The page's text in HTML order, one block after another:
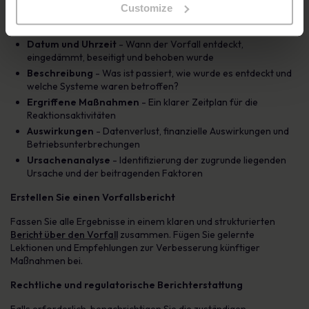
Customize
Eine genaue Dokumentation ist unerlässlich. Die Aufzeichnungen
sollten Folgendes enthalten:
Datum und Uhrzeit - Wann der Vorfall entdeckt,
eingedämmt, beseitigt und behoben wurde
Beschreibung - Was ist passiert, wie wurde es entdeckt und
welche Systeme waren betroffen?
Ergriffene Maßnahmen - Ein klarer Zeitplan für die
Reaktionsaktivitäten
Auswirkungen - Datenverlust, finanzielle Auswirkungen und
Betriebsunterbrechungen
Ursachenanalyse - Identifizierung der zugrunde liegenden
Ursache und der beitragenden Faktoren
Erstellen Sie einen Vorfallsbericht
Fassen Sie alle Ergebnisse in einem klaren und strukturierten
Bericht über den Vorfall zusammen. Fügen Sie gelernte
Lektionen und Empfehlungen zur Verbesserung künftiger
Maßnahmen bei.
Rechtliche und regulatorische Berichterstattung